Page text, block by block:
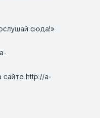
сюда!»
сайте http://a-